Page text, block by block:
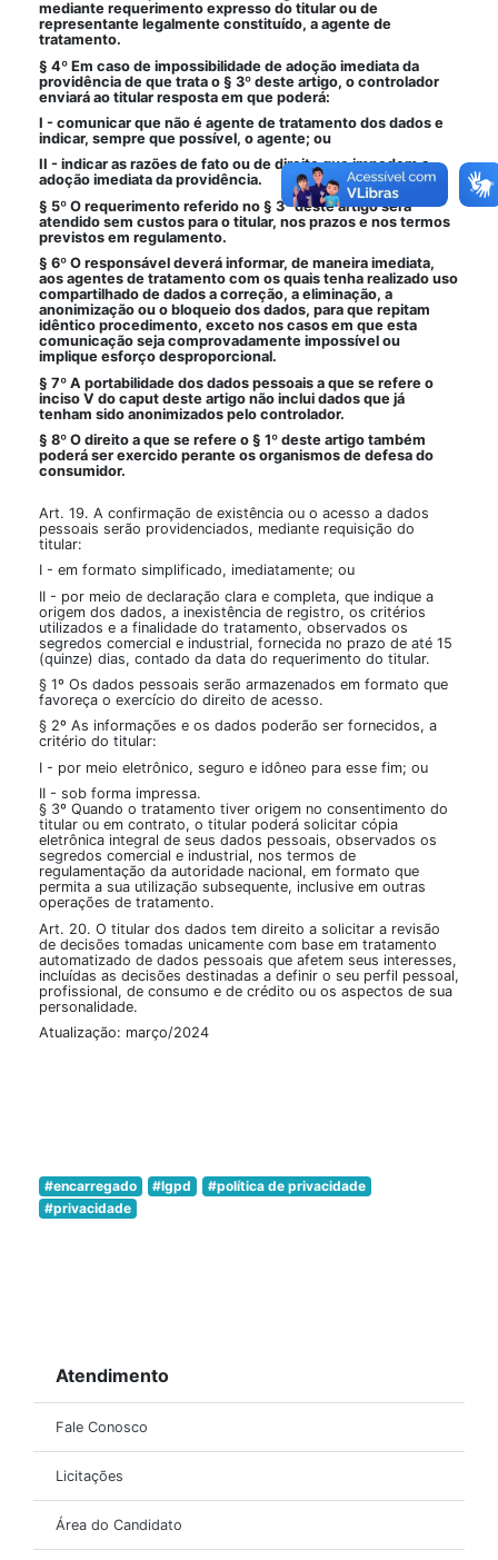
mediante requerimento expresso do titular ou de
representante legalmente constituído, a agente de
tratamento.
§ 4º Em caso de impossibilidade de adoção imediata da
providência de que trata o § 3º deste artigo, o controlador
enviará ao titular resposta em que poderá:
I - comunicar que não é agente de tratamento dos dados e
indicar, sempre que possível, o agente; ou
II - indicar as razões de fato ou de direito que impedem a
adoção imediata da providência.
§ 5º O requerimento referido no § 3º deste artigo será
atendido sem custos para o titular, nos prazos e nos termos
previstos em regulamento.
§ 6º O responsável deverá informar, de maneira imediata,
aos agentes de tratamento com os quais tenha realizado uso
compartilhado de dados a correção, a eliminação, a
anonimização ou o bloqueio dos dados, para que repitam
idêntico procedimento, exceto nos casos em que esta
comunicação seja comprovadamente impossível ou
implique esforço desproporcional.
§ 7º A portabilidade dos dados pessoais a que se refere o
inciso V do caput deste artigo não inclui dados que já
tenham sido anonimizados pelo controlador.
§ 8º O direito a que se refere o § 1º deste artigo também
poderá ser exercido perante os organismos de defesa do
consumidor.
Art. 19. A confirmação de existência ou o acesso a dados
pessoais serão providenciados, mediante requisição do
titular:
I - em formato simplificado, imediatamente; ou
II - por meio de declaração clara e completa, que indique a
origem dos dados, a inexistência de registro, os critérios
utilizados e a finalidade do tratamento, observados os
segredos comercial e industrial, fornecida no prazo de até 15
(quinze) dias, contado da data do requerimento do titular.
§ 1º Os dados pessoais serão armazenados em formato que
favoreça o exercício do direito de acesso.
§ 2º As informações e os dados poderão ser fornecidos, a
critério do titular:
I - por meio eletrônico, seguro e idôneo para esse fim; ou
II - sob forma impressa.
§ 3º Quando o tratamento tiver origem no consentimento do
titular ou em contrato, o titular poderá solicitar cópia
eletrônica integral de seus dados pessoais, observados os
segredos comercial e industrial, nos termos de
regulamentação da autoridade nacional, em formato que
permita a sua utilização subsequente, inclusive em outras
operações de tratamento.
Art. 20. O titular dos dados tem direito a solicitar a revisão
de decisões tomadas unicamente com base em tratamento
automatizado de dados pessoais que afetem seus interesses,
incluídas as decisões destinadas a definir o seu perfil pessoal,
profissional, de consumo e de crédito ou os aspectos de sua
personalidade.
Atualização: março/2024
#encarregado #lgpd
#política de privacidade
#privacidade
Atendimento
Fale Conosco
Licitações
Área do Candidato